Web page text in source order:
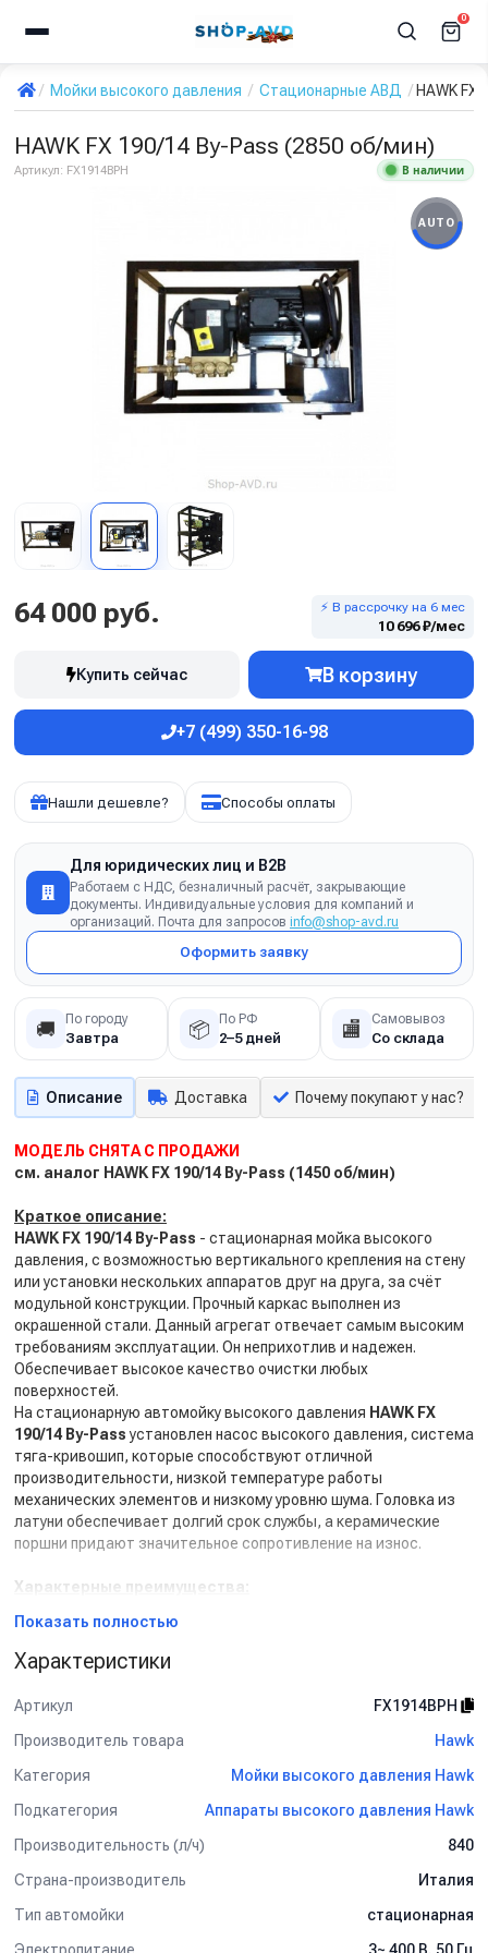
0
Мойки высокого давления Стационарные АВД HAWK
HAWK FX 190/14 By-Pass (2850 об/мин)
Артикул: FX1914BPH В наличии
AUTO
64 000 руб. ⚡ В рассрочку на 6 мес
10 696 ₽/мес
Купить сейчас В корзину
+7 (499) 350-16-98
Нашли дешевле? Способы оплаты
Для юридических лиц и B2B
Работаем с НДС, безналичный расчёт, закрывающие
документы. Индивидуальные условия для компаний и
организаций. Почта для запросов info@shop-avd.ru
Оформить заявку
🚚 По городу
Завтра 📦 По РФ
2–5 дней 🏬 Самовывоз
Со склада
Описание Доставка Почему покупают у нас?
МОДЕЛЬ СНЯТА С ПРОДАЖИ
см. аналог HAWK FX 190/14 By-Pass (1450 об/мин)
Краткое описание:
HAWK FX 190/14 By-Pass - стационарная мойка высокого
давления, с возможностью вертикального крепления на стену
или установки нескольких аппаратов друг на друга, за счёт
модульной конструкции. Прочный каркас выполнен из
окрашенной стали. Данный агрегат отвечает самым высоким
требованиям эксплуатации. Он неприхотлив и надежен.
Обеспечивает высокое качество очистки любых
поверхностей.
На стационарную автомойку высокого давления HAWK FX
190/14 By-Passустановлен насос высокого давления, система
тяга-кривошип, которые способствуют отличной
производительности, низкой температуре работы
механических элементов и низкому уровню шума. Головка из
латуни обеспечивает долгий срок службы, а керамические
поршни придают значительное сопротивление на износ.
Характерные преимущества:
керамическими поршнями.
- Четырёхполюсной асихронный двигатель (2850 об/мин).
- Клапан By-Pass с регулированием подачи давления.
- Опорная металлическая пластина для защиты By-Pass от
механических нагрузок.
- Общий включатель с тепловой защитой.
пока аппарат находится в фазе By Pass.
- Рамная конструкция. Каркас из окрашенной стали.
- Конструкция корпуса обеспечивает легкий доступ для
монтажа и обслуживания мойки высокого давления.
- Модульная конструкция предусматривает объединение
нескольких аппаратов путём установки аппаратов в колонну
Показать полностью
Характеристики
Артикул
FX1914BPH
Производитель товара
Hawk
Категория
Мойки высокого давления Hawk
Подкатегория
Аппараты высокого давления Hawk
Производительность (л/ч)
840
Страна-производитель
Италия
Тип автомойки
стационарная
Электропитание